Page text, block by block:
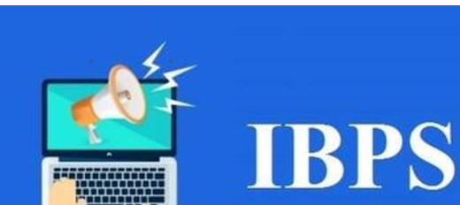
IBPS PO Result 2019: जारी हुआ मेन
Mar 12, 2019 01:41 pm
क्या है खबर?
अगर आप भी IBPS प्रोबेशनरी ऑफिसर/मैनेजमेंट ट्रेनी (CRP PO/
इंस्टिट्यूट ऑफ़ बैंकिंग पर्सनेल सेलेक्शन (IBPS) ने CRP PO/MT-
उम्मीदवार आधिकारिक वेबसाइट पर जाकर अपनेे स्कोर देख सकते